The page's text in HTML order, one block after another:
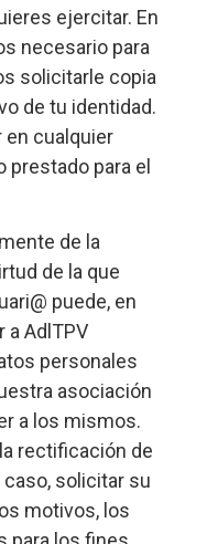
ejercitar. En
necesario para
solicitarle copia
de tu identidad.
en cualquier
para el
de la
de la que
puede, en
a AdlTPV
personales
asociación
a los mismos.
rectificación de
solicitar su
motivos, los